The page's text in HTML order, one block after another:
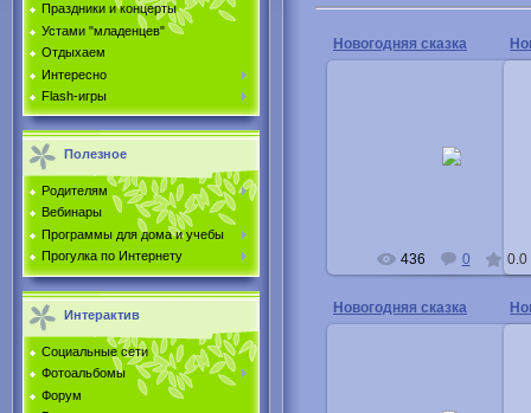
Праздники и концерты
Устами "младенцев"
Отдыхаем
Интересно
Flash-игры
Полезное
Родителям
Вебинары
Программы для дома и учебы
Прогулка по Интернету
Интерактив
Социальные сети
Фотоальбомы
Форум
Новогодняя сказка
436 0 0.0
Новогодняя сказка